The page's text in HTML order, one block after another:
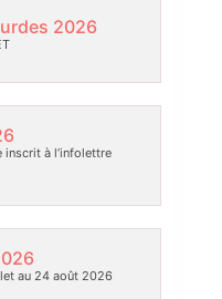
2026
inscrit à l’infolettre
au 24 août 2026